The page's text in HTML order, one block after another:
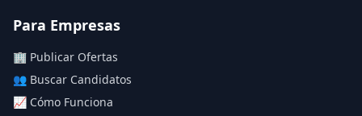
Para Empresas
🏢 Publicar Ofertas
👥 Buscar Candidatos
📈 Cómo Funciona